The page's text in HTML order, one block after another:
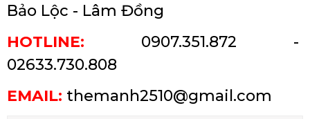
Bảo Lộc - Lâm Đồng
HOTLINE:
0907.351.872 -
02633.730.808
EMAIL: themanh2510@gmail.com